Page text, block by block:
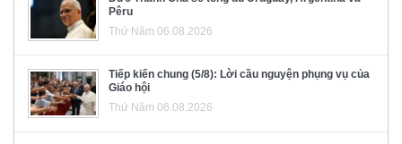
Pêru
Thứ Năm 06.08.2026
Tiếp kiến chung (5/8): Lời cầu nguyện phụng vụ của
Giáo hội
Thứ Năm 06.08.2026